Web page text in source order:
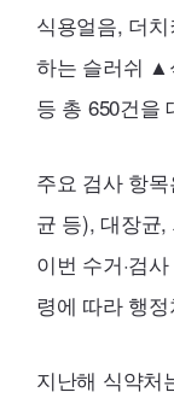
식용얼음, 더
하는 슬러쉬 ▲
등 총 650건을
주요 검사 항
균 등), 대장균
이번 수거·검
령에 따라 행
지난해 식약처